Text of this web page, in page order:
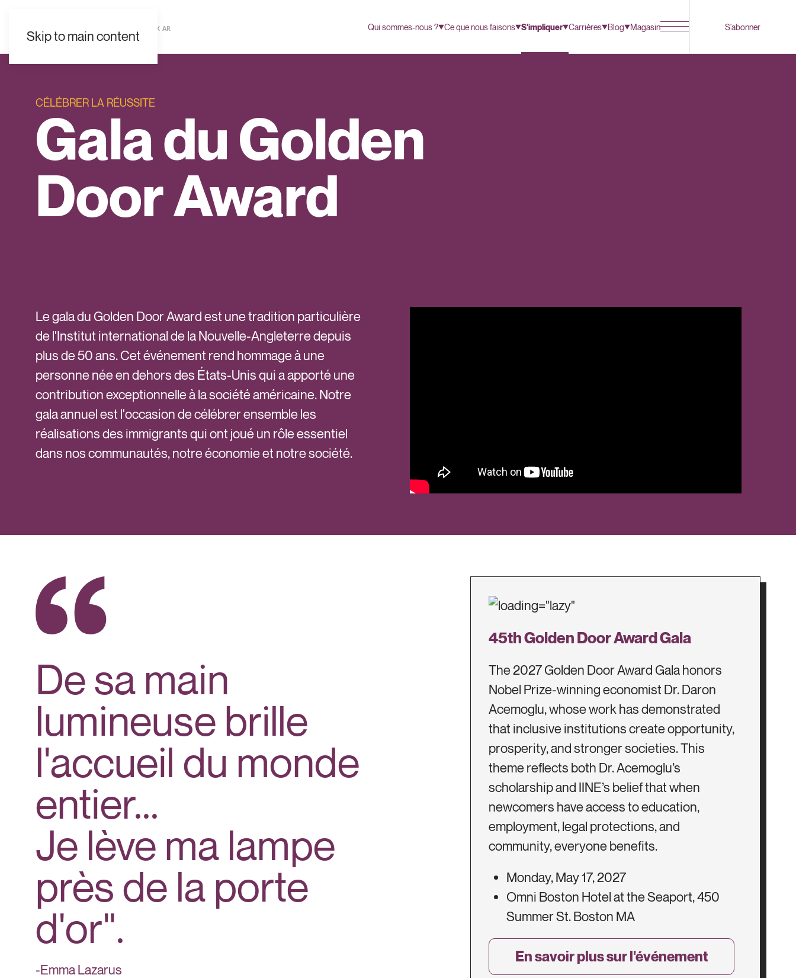
Skip to main content
UK AR Qui sommes-nous ? Ce que nous faisons S'impliquer Carrières Blog Magasin S'abonner
CÉLÉBRER LA RÉUSSITE
Gala du Golden
Door Award
Le gala du Golden Door Award est une tradition particulière
de l'Institut international de la Nouvelle-Angleterre depuis
plus de 50 ans. Cet événement rend hommage à une
personne née en dehors des États-Unis qui a apporté une
contribution exceptionnelle à la société américaine. Notre
gala annuel est l'occasion de célébrer ensemble les
réalisations des immigrants qui ont joué un rôle essentiel
dans nos communautés, notre économie et notre société.
De sa main
lumineuse brille
l'accueil du monde
entier...
Je lève ma lampe
près de la porte
d'or".
-Emma Lazarus
45th Golden Door Award Gala
The 2027 Golden Door Award Gala honors
Nobel Prize-winning economist Dr. Daron
Acemoglu, whose work has demonstrated
that inclusive institutions create opportunity,
prosperity, and stronger societies. This
theme reflects both Dr. Acemoglu’s
scholarship and IINE’s belief that when
newcomers have access to education,
employment, legal protections, and
community, everyone benefits.
Monday, May 17, 2027
Omni Boston Hotel at the Seaport, 450
Summer St. Boston MA
En savoir plus sur l'événement